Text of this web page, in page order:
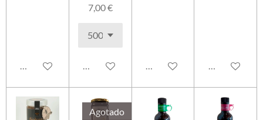
Añadir al carrito
7,00 €
Añadir al carritoAñadir al carritoAñadir al
Agotado